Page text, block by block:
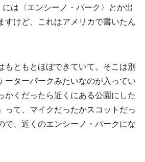
は〈エンシーノ・パーク〉とか出
すけど、これはアメリカで書いたん
もともとほぼできていて。そこは別
ターパークみたいなのが入ってい
かくだったら近くにある公園にした
って、マイクだったかスコットだっ
で、近くのエンシーノ・パークにな